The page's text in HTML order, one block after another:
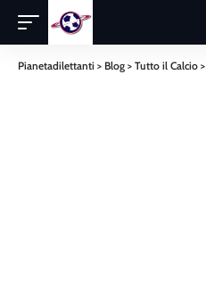
Pianetadilettanti > Blog > Tutto il Calcio >